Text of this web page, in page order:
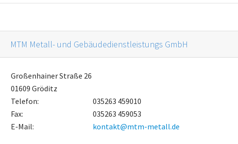
MTM Metall- und Gebäudedienstleistungs GmbH
Großenhainer Straße 26
01609 Gröditz
Telefon:
035263 459010
Fax:
035263 459053
E-Mail:
kontakt@mtm-metall.de